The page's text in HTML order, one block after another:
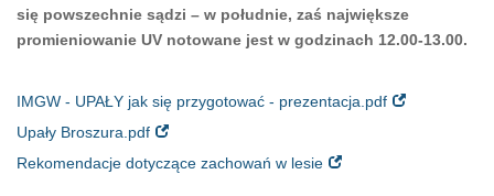
się powszechnie sądzi – w południe, zaś największe
promieniowanie UV notowane jest w godzinach 12.00-13.00.
IMGW - UPAŁY jak się przygotować - prezentacja.pdf
Upały Broszura.pdf
Rekomendacje dotyczące zachowań w lesie